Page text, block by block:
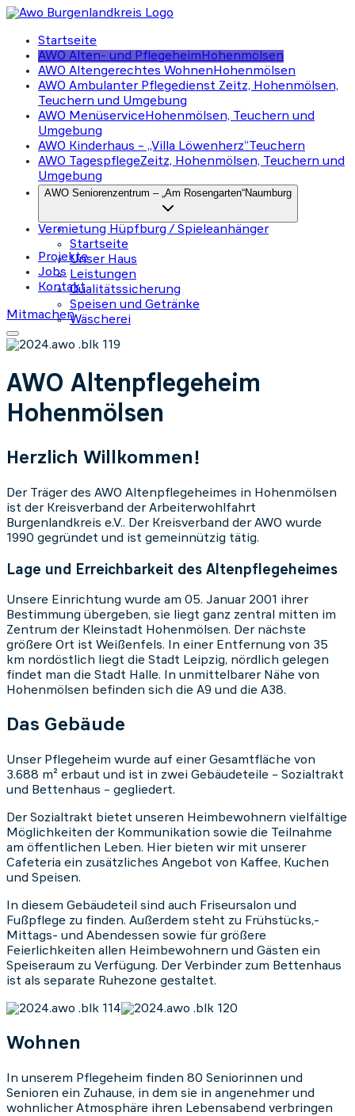
Startseite
AWO Alten- und Pflegeheim Hohenmölsen
AWO Altengerechtes Wohnen Hohenmölsen
AWO Ambulanter Pflegedienst Zeitz, Hohenmölsen,
Teuchern und Umgebung
AWO MenüserviceHohenmölsen, Teuchern und
Umgebung
AWO Kinderhaus – „Villa Löwenherz“Teuchern
AWO TagespflegeZeitz, Hohenmölsen, Teuchern und
Umgebung
AWO Seniorenzentrum – „Am Rosengarten“Naumburg
Startseite
Unser Haus
Leistungen
Qualitätssicherung
Speisen und Getränke
Wäscherei
Vermietung Hüpfburg / Spieleanhänger
Projekte
Jobs
Kontakt
Mitmachen
AWO Altenpflegeheim
Hohenmölsen
Herzlich Willkommen!
Der Träger des AWO Altenpflegeheimes in Hohenmölsen
ist der Kreisverband der Arbeiterwohlfahrt
Burgenlandkreis e.V.. Der Kreisverband der AWO wurde
1990 gegründet und ist gemeinnützig tätig.
Lage und Erreichbarkeit des Altenpflegeheimes
Unsere Einrichtung wurde am 05. Januar 2001 ihrer
Bestimmung übergeben, sie liegt ganz zentral mitten im
Zentrum der Kleinstadt Hohenmölsen. Der nächste
größere Ort ist Weißenfels. In einer Entfernung von 35
km nordöstlich liegt die Stadt Leipzig, nördlich gelegen
findet man die Stadt Halle. In unmittelbarer Nähe von
Hohenmölsen befinden sich die A9 und die A38.
Das Gebäude
Unser Pflegeheim wurde auf einer Gesamtfläche von
3.688 m² erbaut und ist in zwei Gebäudeteile – Sozialtrakt
und Bettenhaus – gegliedert.
Der Sozialtrakt bietet unseren Heimbewohnern vielfältige
Möglichkeiten der Kommunikation sowie die Teilnahme
am öffentlichen Leben. Hier bieten wir mit unserer
Cafeteria ein zusätzliches Angebot von Kaffee, Kuchen
und Speisen.
In diesem Gebäudeteil sind auch Friseursalon und
Fußpflege zu finden. Außerdem steht zu Frühstücks,-
Mittags- und Abendessen sowie für größere
Feierlichkeiten allen Heimbewohnern und Gästen ein
Speiseraum zu Verfügung. Der Verbinder zum Bettenhaus
ist als separate Ruhezone gestaltet.
Wohnen
In unserem Pflegeheim finden 80 Seniorinnen und
Senioren ein Zuhause, in dem sie in angenehmer und
wohnlicher Atmosphäre ihren Lebensabend verbringen